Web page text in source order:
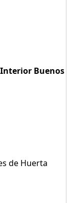
Buenos
de Huerta